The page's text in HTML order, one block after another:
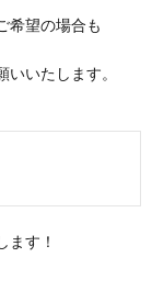
希望の場合も
いたします。
ます！